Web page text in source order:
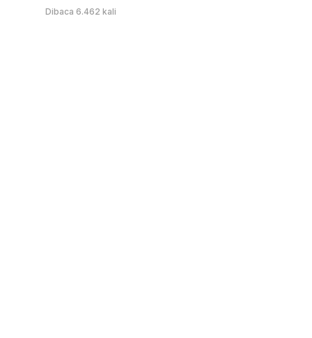
Dibaca 6.462 kali